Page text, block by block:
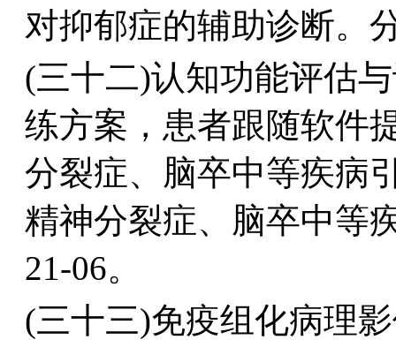
对抑郁症的辅助诊断。
(三十二)认知功能评估
练方案，患者跟随软件
分裂症、脑卒中等疾病
精神分裂症、脑卒中等
21-06。
(三十三)免疫组化病理